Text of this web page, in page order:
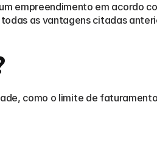
empreendimento em acordo
as vantagens citadas
como o limite de